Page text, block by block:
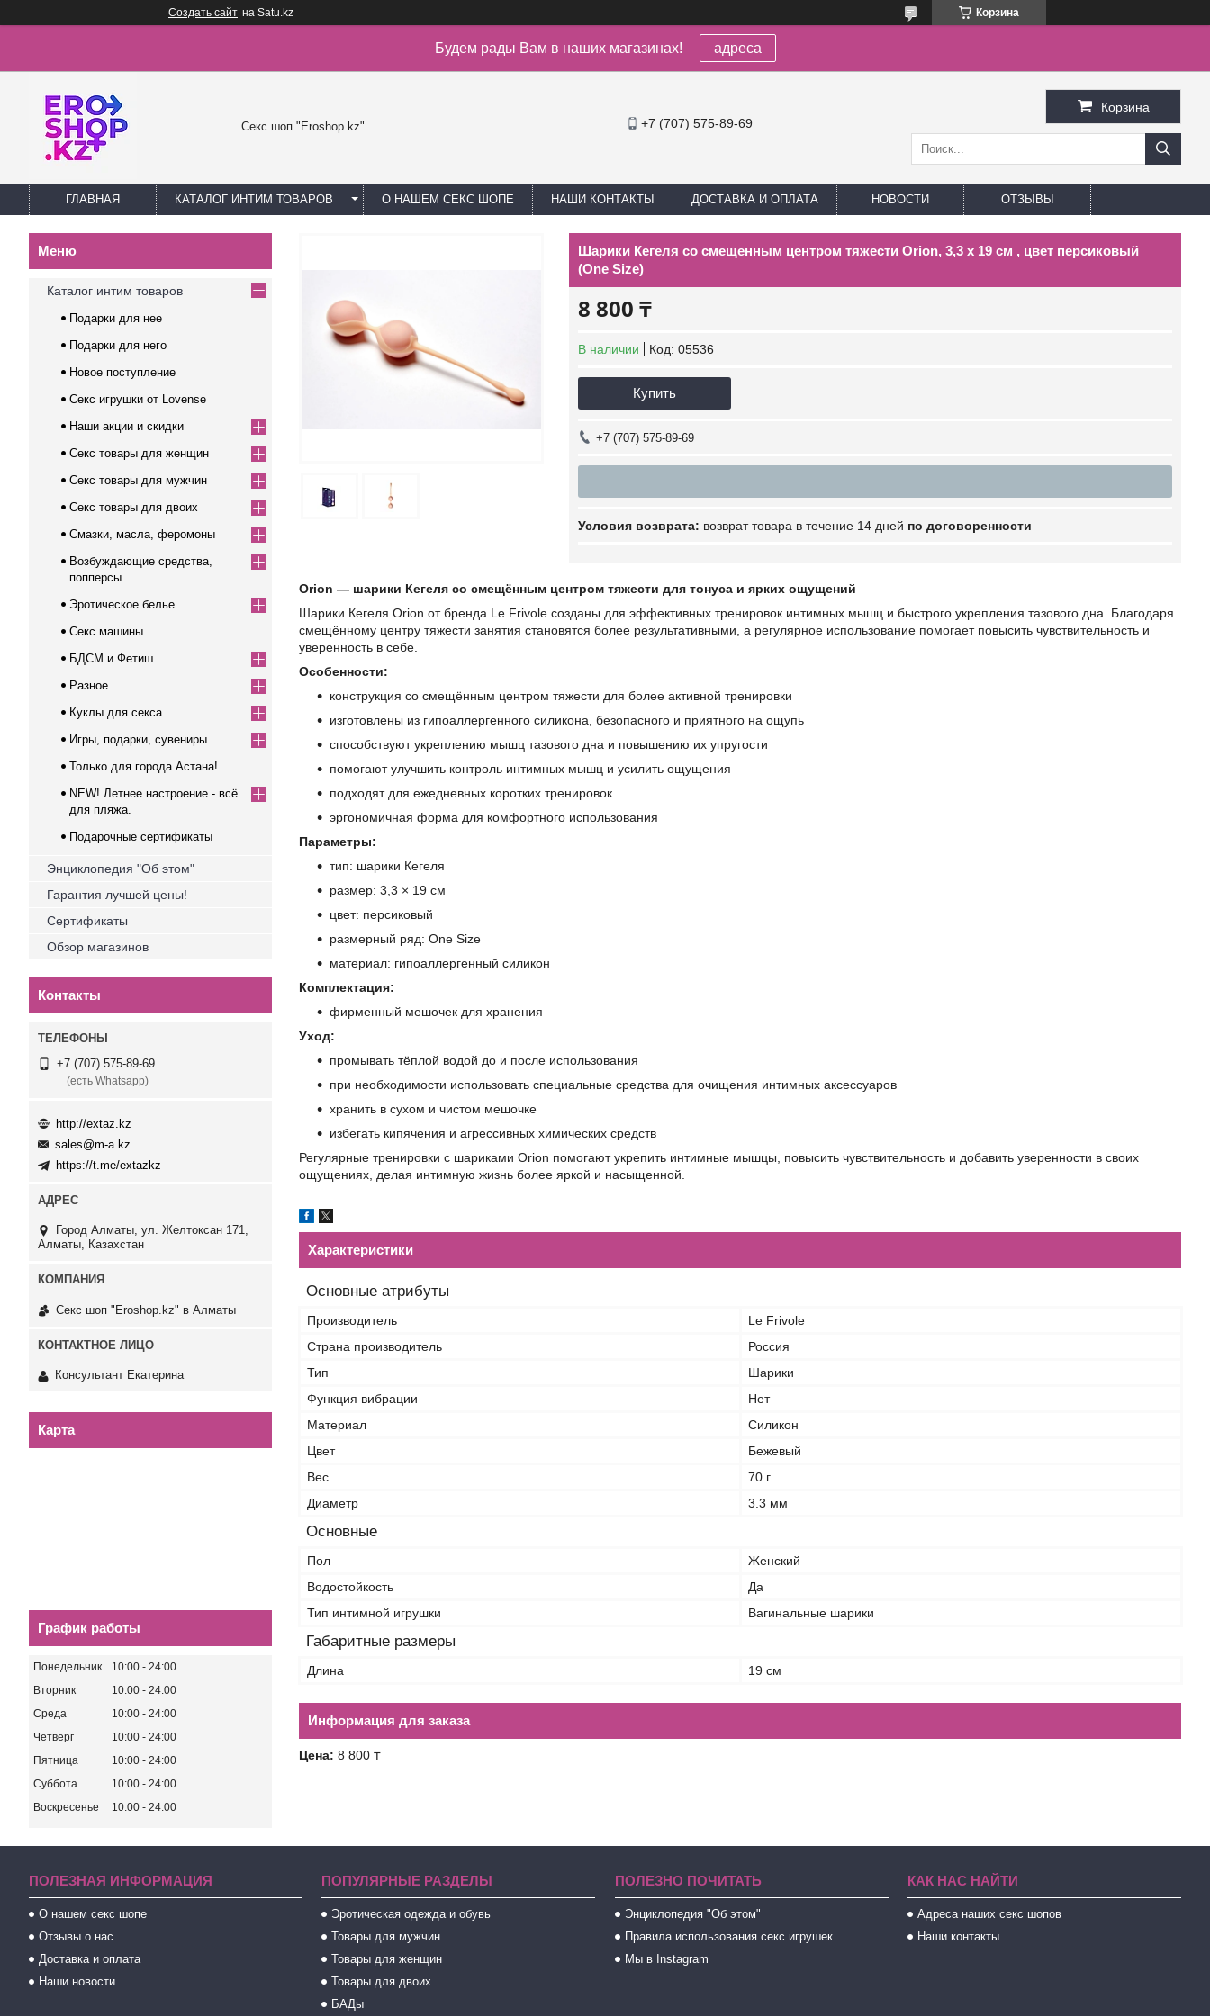
Создать сайт на Satu.kz Корзина
Будем рады Вам в наших магазинах! адреса
Секс шоп "Eroshop.kz" +7 (707) 575-89-69
Корзина
ГЛАВНАЯ КАТАЛОГ ИНТИМ ТОВАРОВ О НАШЕМ СЕКС ШОПЕ НАШИ КОНТАКТЫ ДОСТАВКА И ОПЛАТА НОВОСТИ ОТЗЫВЫ
Шарики Кегеля со смещенным центром тяжести Orion, 3,3 x 19 см , цвет персиковый
(One Size)
8 800 ₸
В наличии Код: 05536
Купить
+7 (707) 575-89-69
возврат товара в течение 14 дней по договоренности
Orion — шарики Кегеля со смещённым центром тяжести для тонуса и ярких ощущений
Шарики Кегеля Orion от бренда Le Frivole созданы для эффективных тренировок интимных мышц и быстрого укрепления тазового дна. Благодаря
смещённому центру тяжести занятия становятся более результативными, а регулярное использование помогает повысить чувствительность и
уверенность в себе.
Особенности:
конструкция со смещённым центром тяжести для более активной тренировки
изготовлены из гипоаллергенного силикона, безопасного и приятного на ощупь
способствуют укреплению мышц тазового дна и повышению их упругости
помогают улучшить контроль интимных мышц и усилить ощущения
подходят для ежедневных коротких тренировок
эргономичная форма для комфортного использования
Параметры:
тип: шарики Кегеля
размер: 3,3 × 19 см
цвет: персиковый
размерный ряд: One Size
материал: гипоаллергенный силикон
Комплектация:
фирменный мешочек для хранения
Уход:
промывать тёплой водой до и после использования
при необходимости использовать специальные средства для очищения интимных аксессуаров
хранить в сухом и чистом мешочке
избегать кипячения и агрессивных химических средств
Регулярные тренировки с шариками Orion помогают укрепить интимные мышцы, повысить чувствительность и добавить уверенности в своих
ощущениях, делая интимную жизнь более яркой и насыщенной.
Характеристики
Основные атрибуты
Производитель
Le Frivole
Страна производитель
Россия
Тип
Шарики
Функция вибрации
Нет
Материал
Силикон
Цвет
Бежевый
Вес
70 г
Диаметр
3.3 мм
Основные
Пол
Женский
Водостойкость
Да
Тип интимной игрушки
Вагинальные шарики
Габаритные размеры
Длина 19 см
Информация для заказа
Цена: 8 800 ₸
Каталог интим товаров
Подарки для нее
Подарки для него
Новое поступление
Секс игрушки от Lovense
Наши акции и скидки
Секс товары для женщин
Секс товары для мужчин
Секс товары для двоих
Смазки, масла, феромоны
Возбуждающие средства,
попперсы
Эротическое белье
Секс машины
БДСМ и Фетиш
Разное
Куклы для секса
Игры, подарки, сувениры
Только для города Астана!
NEW! Летнее настроение - всё
для пляжа.
Подарочные сертификаты
Энциклопедия "Об этом"
Гарантия лучшей цены!
Сертификаты
Обзор магазинов
Контакты
+7 (707) 575-89-69
(есть Whatsapp)
http://extaz.kz
sales@m-a.kz
https://t.me/extazkz
Город Алматы, ул. Желтоксан 171,
Алматы, Казахстан
Секс шоп "Eroshop.kz" в Алматы
Консультант Екатерина
Карта
График работы
Понедельник 10:00
24:00
Вторник
10:00
24:00
Среда
10:00
24:00
Четверг
10:00
24:00
Пятница
10:00
24:00
Суббота
10:00
24:00
Воскресенье
10:00 24:00
ПОЛЕЗНАЯ ИНФОРМАЦИЯ
О нашем секс шопе
Отзывы о нас
Доставка и оплата
Наши новости
ПОПУЛЯРНЫЕ РАЗДЕЛЫ
Эротическая одежда и обувь
Товары для мужчин
Товары для женщин
Товары для двоих
БАДы
ПОЛЕЗНО ПОЧИТАТЬ
Энциклопедия "Об этом"
Правила использования секс игрушек
Мы в Instagram
КАК НАС НАЙТИ
Адреса наших секс шопов
Наши контакты